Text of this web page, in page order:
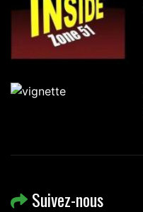
Suivez-nous